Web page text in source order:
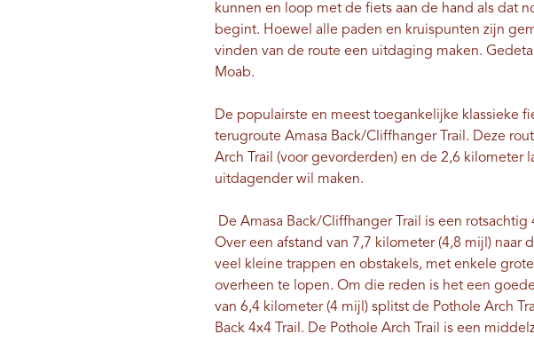
kunnen en loop met de fiets aan de hand als dat
begint. Hoewel alle paden en kruispunten zijn
vinden van de route een uitdaging maken.
Moab.
De populairste en meest toegankelijke klassieke
terugroute Amasa Back/Cliffhanger Trail. Deze
Arch Trail (voor gevorderden) en de 2,6 kilometer
uitdagender wil maken.
De Amasa Back/Cliffhanger Trail is een
Over een afstand van 7,7 kilometer (4,8 mijl)
veel kleine trappen en obstakels, met enkele
overheen te lopen. Om die reden is het een
van 6,4 kilometer (4 mijl) splitst de Pothole Arch
Back 4x4 Trail. De Pothole Arch Trail is een